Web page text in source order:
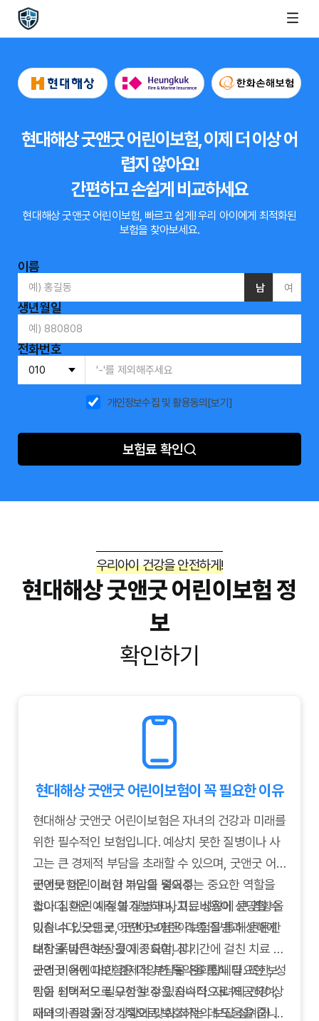
현대해상 굿앤굿 어린이보험, 이제 더 이상 어
렵지 않아요!
간편하고 손쉽게 비교하세요
현대해상 굿앤굿 어린이보험, 빠르고 쉽게!우리 아이에게 최적화된
보험을 찾아보세요.
이름
남 여
생년월일
전화번호
개인정보수집 및 활용동의 [보기]
보험료 확인
우리아이 건강을 안전하게!
현대해상 굿앤굿 어린이보험 정
보
확인하기
현대해상 굿앤굿 어린이보험이 꼭 필요한 이유
현대해상 굿앤굿 어린이보험은 자녀의 건강과 미래를
위한 필수적인 보험입니다. 예상치 못한 질병이나 사
고는 큰 경제적 부담을 초래할 수 있으며, 굿앤굿 어
린이보험은 이러한 부담을 덜어주는 중요한 역할을
합니다. 어린 시절의 질병과 사고는 성장에 큰 영향을
미칠 수 있으므로, 굿앤굿 어린이보험을 통해 든든한
보장을 마련하는 것이 중요합니다.
굿앤굿 어린이보험 가입의 중요성
소아 질환은 예측 불가능하며, 치료비용이 상당할 수
있습니다. 굿앤굿 어린이보험은 각종 질병과 상해에
대한 폭넓은 보장을 제공하며, 장기간에 걸친 치료 및
관리 비용에 대한 경제적 부담을 완화합니다. 또한, 성
인이 되어서도 필요한 보장을 지속적으로 제공하여,
자녀의 건강을 장기적으로 보호하는 데 도움을 줍니
굿앤굿 어린이보험은 다양한 특약을 통해 필요한 보
장을 선택적으로 구성할 수 있습니다. 자녀의 건강 상
태와 가족의 재정 상황에 맞춰 최적의 보장 설계가 가